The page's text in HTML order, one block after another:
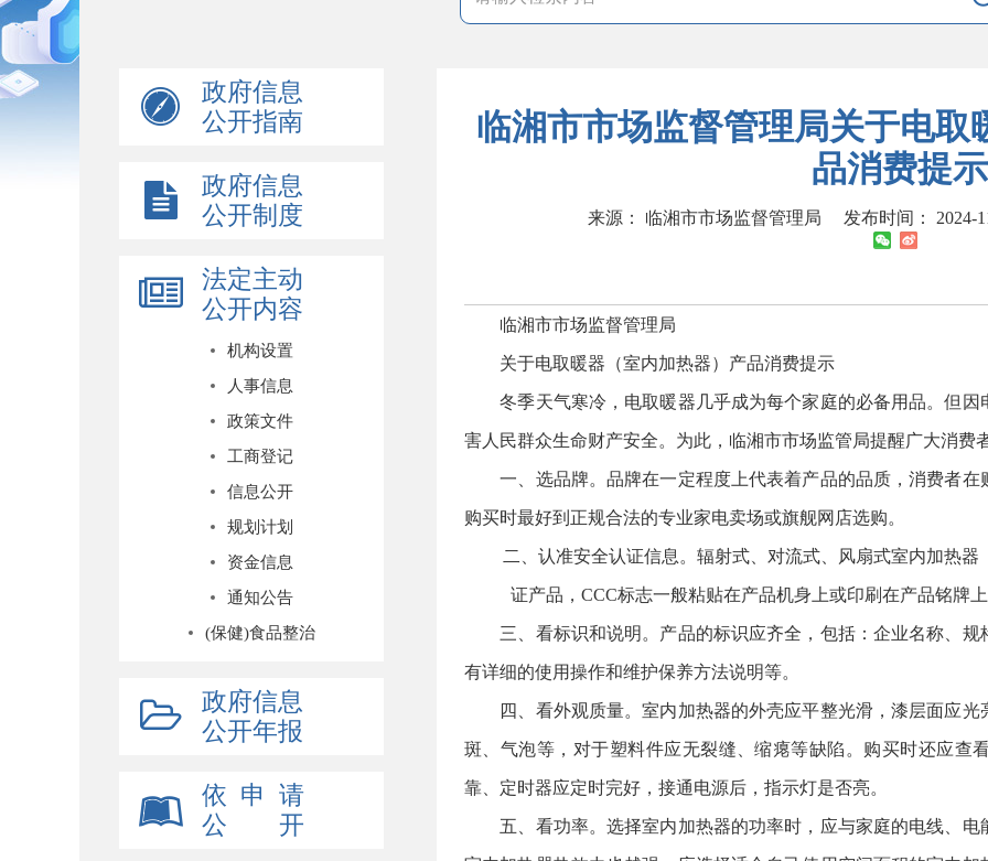
政府信息
公开指南
政府信息
公开制度
法定主动
公开内容
机构设置
人事信息
政策文件
工商登记
信息公开
规划计划
资金信息
通知公告
(保健)食品整治
政府信息
公开年报
依 申 请
公 开
临湘市市场监督管理局关于电取
品消费提示
来源： 临湘市市场监督管理局 发布时间： 2024-
临湘市市场监督管理局
关于电取暖器（室内加热器）产品消费提示
冬季天气寒冷，电取暖器几乎成为每个家庭的必备用品。但因
害人民群众生命财产安全。为此，临湘市市场监管局提醒广大消费
一、选品牌。品牌在一定程度上代表着产品的品质，消费者在
购买时最好到正规合法的专业家电卖场或旗舰网店选购。
二、认准安全认证信息。辐射式、对流式、风扇式室内加热器
证产品，CCC标志一般粘贴在产品机身上或印刷在产品铭牌
三、看标识和说明。产品的标识应齐全，包括：企业名称、规
有详细的使用操作和维护保养方法说明等。
四、看外观质量。室内加热器的外壳应平整光滑，漆层面应光
斑、气泡等，对于塑料件应无裂缝、缩瘪等缺陷。购买时还应查
靠、定时器应定时完好，接通电源后，指示灯是否亮。
五、看功率。选择室内加热器的功率时，应与家庭的电线、电